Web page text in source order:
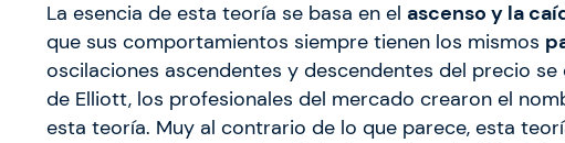
La esencia de esta teoría se basa en el ascenso y la
que sus comportamientos siempre tienen los mismos
oscilaciones ascendentes y descendentes del precio
de Elliott, los profesionales del mercado crearon el
esta teoría. Muy al contrario de lo que parece, esta